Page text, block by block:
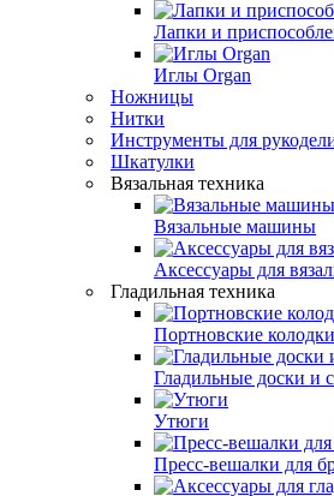
Лапки и
Иглы Organ
Ножницы
Нитки
Инструменты для
Шкатулки
Вязальная техника
Вязальные машины
Аксессуары для
Гладильная техника
Портновские колодки
Гладильные доски и
Утюги
Пресс-вешалки для